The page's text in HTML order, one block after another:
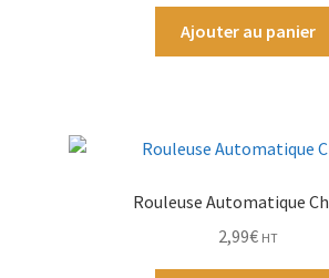
Ajouter au panier
Rouleuse Automatique
2,99€ HT